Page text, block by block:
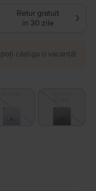
Retur gratuit
in 30 zile
❯
câștiga o vacanță!